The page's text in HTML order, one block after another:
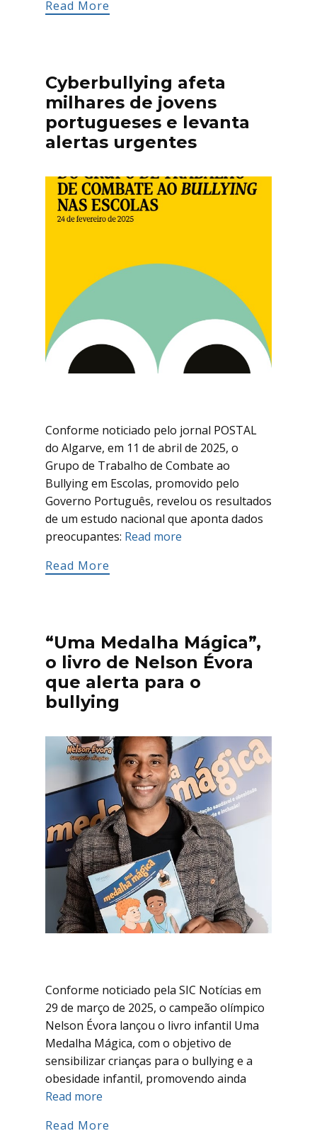
Read More
Cyberbullying afeta
milhares de jovens
portugueses e levanta
alertas urgentes
Conforme noticiado pelo jornal POSTAL
do Algarve, em 11 de abril de 2025, o
Grupo de Trabalho de Combate ao
Bullying em Escolas, promovido pelo
Governo Português, revelou os resultados
de um estudo nacional que aponta dados
preocupantes: Read more
Read More
“Uma Medalha Mágica”,
o livro de Nelson Évora
que alerta para o
bullying
Conforme noticiado pela SIC Notícias em
29 de março de 2025, o campeão olímpico
Nelson Évora lançou o livro infantil Uma
Medalha Mágica, com o objetivo de
sensibilizar crianças para o bullying e a
obesidade infantil, promovendo ainda
Read more
Read More